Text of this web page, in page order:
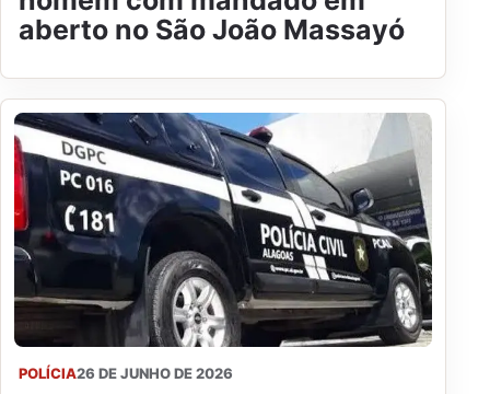
aberto no São João Massayó
POLÍCIA26 DE JUNHO DE 2026